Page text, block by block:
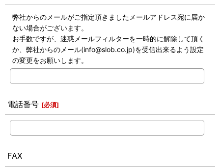
弊社からのメールがご指定頂きましたメールアドレス宛に届か
ない場合がございます。
お手数ですが、迷惑メールフィルターを一時的に解除して頂く
か、弊社からのメール(info@slob.co.jp)を受信出来るよう設定
の変更をお願いします。
電話番号 [必須]
FAX